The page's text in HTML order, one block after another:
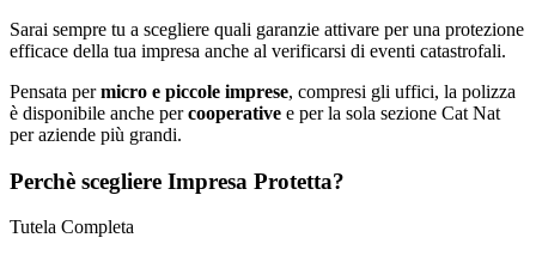
Sarai sempre tu a scegliere quali garanzie attivare per una protezione
efficace della tua impresa anche al verificarsi di eventi catastrofali.
Pensata permicro e piccole imprese, compresi gli uffici, la polizza
è disponibile anche percooperative e per la sola sezione Cat Nat
per aziende più grandi.
Perchè scegliere Impresa Protetta?
Tutela Completa